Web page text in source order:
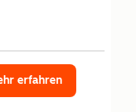
erfahren